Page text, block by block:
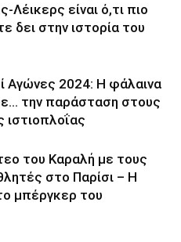
Λέικερς είναι ό,τι πιο
δει στην ιστορία του
Αγώνες 2024: Η φάλαινα
την παράσταση στους
ιστιοπλοΐας
του Καραλή με τους
στο Παρίσι – Η
μπέργκερ του